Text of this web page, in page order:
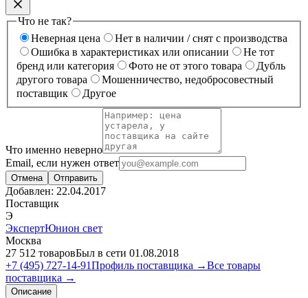
Что не так?
Неверная цена
Нет в наличии / снят с производства
Ошибка в характеристиках или описании
Не тот
бренд или категория
Фото не от этого товара
Дубль
другого товара
Мошенничество, недобросовестный
поставщик
Другое
Что именно неверно
Email, если нужен ответ
Отмена Отправить
Добавлен: 22.04.2017
Поставщик
Э
ЭкспертЮнион свет
Москва
27 512 товаровБыл в сети 01.08.2018
+7 (495) 727-14-91Профиль поставщика →Все товары
поставщика →
Описание